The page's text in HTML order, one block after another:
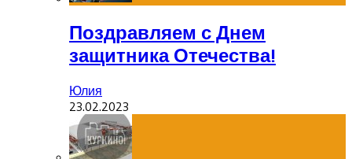
Поздравляем с Днем
защитника Отечества!
Юлия
23.02.2023